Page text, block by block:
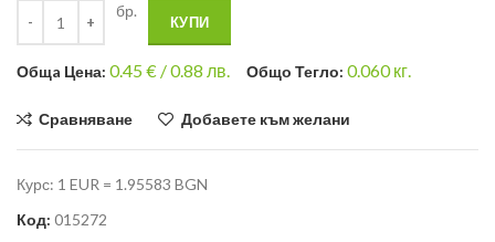
бр.
КУПИ
Общa Цена: 0.45€ /0.88 лв. Общо Тегло: 0.060кг.
Сравняване Добавете към желани
Курс: 1 EUR = 1.95583 BGN
Код: 015272